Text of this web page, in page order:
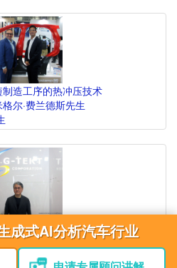
造工序的热冲压技术
尔·费兰德斯先生
技术推出下一代出行先进产品
菅原先生
成式AI分析汽车行业